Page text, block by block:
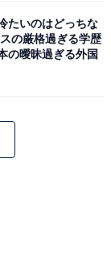
価されていま
たいのはどっちな
の厳格過ぎる学歴
の曖昧過ぎる外国